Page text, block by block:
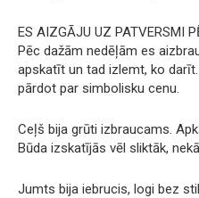
ES AIZGĀJU UZ PATVERSMI
Pēc dažām nedēļām es
apskatīt un tad izlemt, ko
pārdot par simbolisku cenu.
Ceļš bija grūti izbraucams.
Būda izskatījās vēl sliktāk,
Jumts bija iebrucis, logi bez